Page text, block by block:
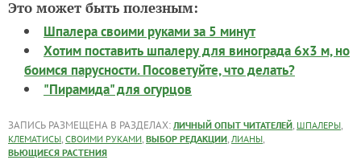
Это может быть полезным:
Шпалера своими руками за 5 минут
Хотим поставить шпалеру для винограда 6х3 м, но
боимся парусности. Посоветуйте, что делать?
"Пирамида" для огурцов
ЗАПИСЬ РАЗМЕЩЕНА В РАЗДЕЛАХ: ЛИЧНЫЙ ОПЫТ ЧИТАТЕЛЕЙ, ШПАЛЕРЫ,
КЛЕМАТИСЫ, СВОИМИ РУКАМИ, ВЫБОР РЕДАКЦИИ, ЛИАНЫ,
ВЬЮЩИЕСЯ РАСТЕНИЯ